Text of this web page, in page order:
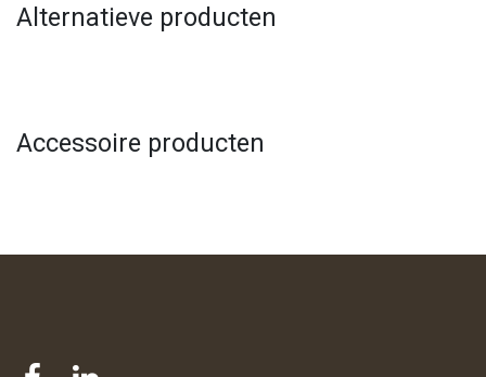
Alternatieve producten
Accessoire producten